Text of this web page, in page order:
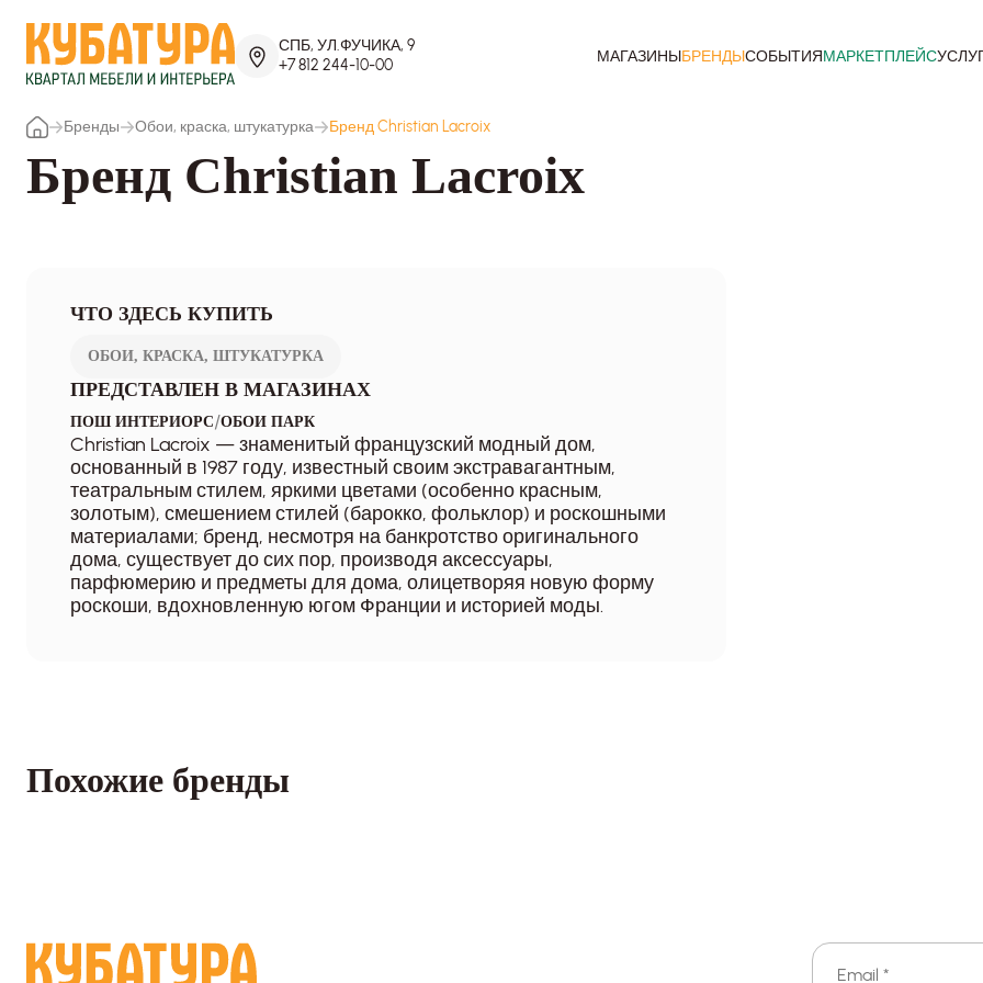
СПБ, УЛ.ФУЧИКА, 9
+7 812 244-10-00
МАГАЗИНЫБРЕНДЫСОБЫТИЯМАРКЕТПЛЕЙС
Бренды Обои, краска, штукатурка Бренд Christian Lacroix
Бренд Christian Lacroix
ЧТО ЗДЕСЬ КУПИТЬ
ОБОИ, КРАСКА, ШТУКАТУРКА
ПРЕДСТАВЛЕН В МАГАЗИНАХ
ПОШ ИНТЕРИОРС/ОБОИ ПАРК
Christian Lacroix — знаменитый французский модный дом,
основанный в 1987 году, известный своим экстравагантным,
театральным стилем, яркими цветами (особенно красным,
золотым), смешением стилей (барокко, фольклор) и роскошными
материалами; бренд, несмотря на банкротство оригинального
дома, существует до сих пор, производя аксессуары,
парфюмерию и предметы для дома, олицетворяя новую форму
роскоши, вдохновленную югом Франции и историей моды.
Похожие бренды